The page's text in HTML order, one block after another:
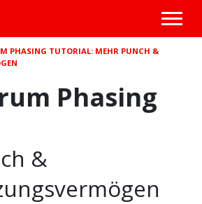
PHASING TUTORIAL: MEHR PUNCH &
Phasing
&